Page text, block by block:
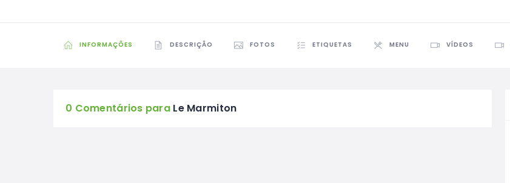
INFORMAÇÕES DESCRIÇÃO FOTOS ETIQUETAS MENU VÍDEOS
0 Comentários para Le Marmiton